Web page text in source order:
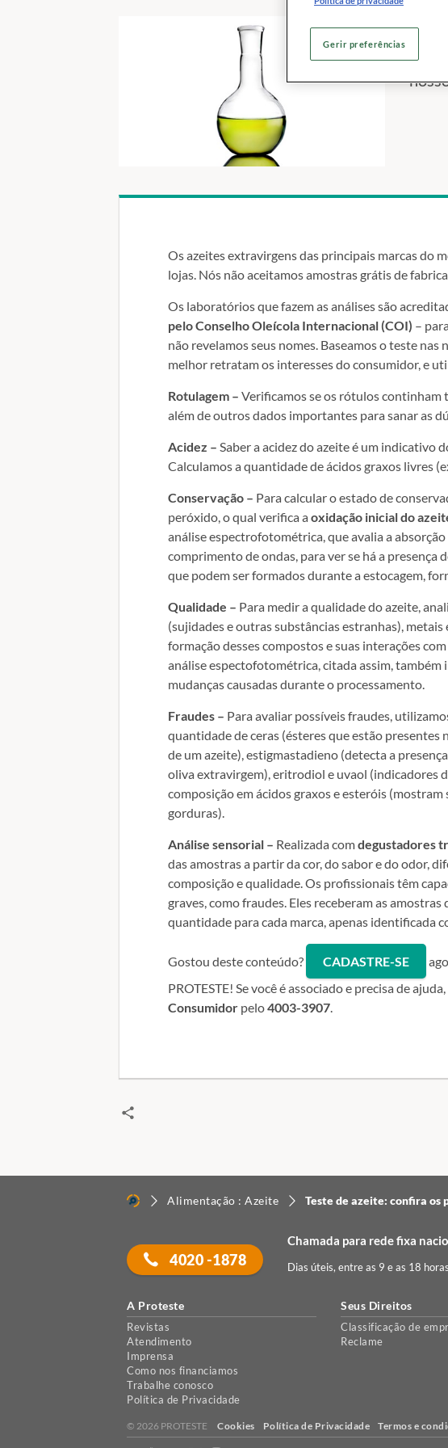
18
Veja,
Os azeites extravirgens das principais marcas do
lojas. Nós não aceitamos amostras grátis de
Os laboratórios que fazem as análises são
pelo Conselho Oleícola Internacional (COI) –
não revelamos seus nomes. Baseamos o teste
melhor retratam os interesses do consumidor, e
Rotulagem – Verificamos se os rótulos continham
além de outros dados importantes para sanar as
Acidez – Saber a acidez do azeite é um indicativo
Calculamos a quantidade de ácidos graxos livres
Conservação – Para calcular o estado de
peróxido, o qual verifica a oxidação inicial do
análise espectrofotométrica, que avalia a
comprimento de ondas, para ver se há a
que podem ser formados durante a estocagem,
Qualidade – Para medir a qualidade do azeite,
(sujidades e outras substâncias estranhas),
formação desses compostos e suas interações
análise espectofotométrica, citada assim, também
mudanças causadas durante o processamento.
Fraudes – Para avaliar possíveis fraudes,
quantidade de ceras (ésteres que estão presentes
de um azeite), estigmastadieno (detecta a
oliva extravirgem), eritrodiol e uvaol (indicadores
composição em ácidos graxos e esteróis (mostram
gorduras).
Análise sensorial – Realizada comdegustadores
das amostras a partir da cor, do sabor e do odor,
composição e qualidade. Os profissionais têm
graves, como fraudes. Eles receberam as
quantidade para cada marca, apenas identificada
Gostou deste conteúdo? CADASTRE-SE
PROTESTE! Se você é associado e precisa de
Consumidorpelo4003-3907.
Alimentação : Azeite Teste de azeite: confira os
4020 -1878
Chamada para rede fixa
Dias úteis, entre as 9 e as 18 horas
A Proteste
Revistas
Atendimento
Imprensa
Como nos financiamos
Trabalhe conosco
Política de Privacidade
Seus Direitos
Classificação de
Reclame
© 2026 PROTESTE Cookies Política de Privacidade Termos e
Gerir preferências